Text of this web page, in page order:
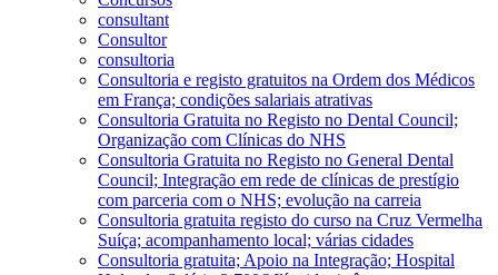
consultant
Consultor
consultoria
Consultoria e registo gratuitos na Ordem dos Médicos
em França; condições salariais atrativas
Consultoria Gratuita no Registo no Dental Council;
Organização com Clínicas do NHS
Consultoria Gratuita no Registo no General Dental
Council; Integração em rede de clínicas de prestígio
com parceria com o NHS; evolução na carreia
Consultoria gratuita registo do curso na Cruz Vermelha
Suíça; acompanhamento local; várias cidades
Consultoria gratuita; Apoio na Integração; Hospital